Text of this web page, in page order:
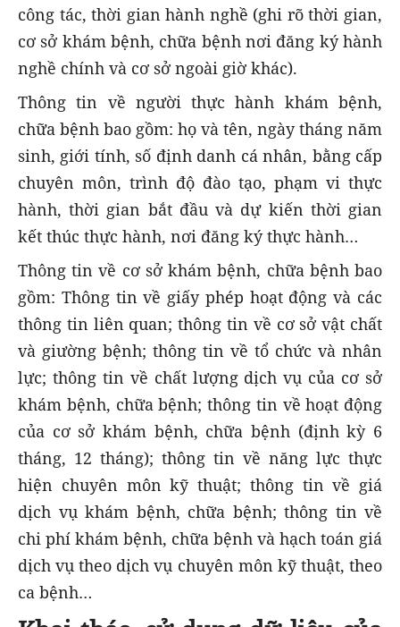
công tác, thời gian hành nghề (ghi rõ thời gian,
cơ sở khám bệnh, chữa bệnh nơi đăng ký hành
nghề chính và cơ sở ngoài giờ khác).
Thông tin về người thực hành khám bệnh,
chữa bệnh bao gồm: họ và tên, ngày tháng năm
sinh, giới tính, số định danh cá nhân, bằng cấp
chuyên môn, trình độ đào tạo, phạm vi thực
hành, thời gian bắt đầu và dự kiến thời gian
kết thúc thực hành, nơi đăng ký thực hành…
Thông tin về cơ sở khám bệnh, chữa bệnh bao
gồm: Thông tin về giấy phép hoạt động và các
thông tin liên quan; thông tin về cơ sở vật chất
và giường bệnh; thông tin về tổ chức và nhân
lực; thông tin về chất lượng dịch vụ của cơ sở
khám bệnh, chữa bệnh; thông tin về hoạt động
của cơ sở khám bệnh, chữa bệnh (định kỳ 6
tháng, 12 tháng); thông tin về năng lực thực
hiện chuyên môn kỹ thuật; thông tin về giá
dịch vụ khám bệnh, chữa bệnh; thông tin về
chi phí khám bệnh, chữa bệnh và hạch toán giá
dịch vụ theo dịch vụ chuyên môn kỹ thuật, theo
ca bệnh…